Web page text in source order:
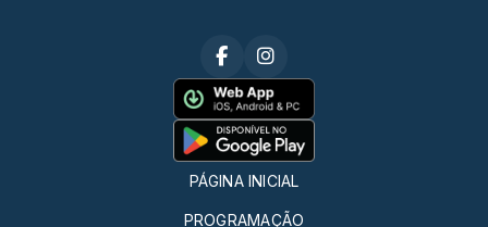
PÁGINA INICIAL
PROGRAMAÇÃO